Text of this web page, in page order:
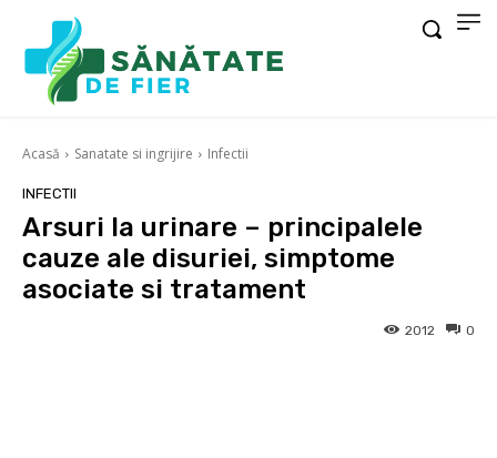
Acasă Sanatate si ingrijire Infectii
INFECTII
Arsuri la urinare – principalele
cauze ale disuriei, simptome
asociate si tratament
0
2012